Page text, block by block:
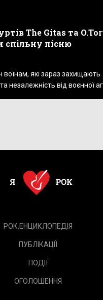
The Gitas та
спільну пісню
воїнам, які зараз захищають
незалежність від воєнної
РОК.ЕНЦИКЛОПЕДІЯ
ПУБЛІКАЦІЇ
ПОДІЇ
ОГОЛОШЕННЯ